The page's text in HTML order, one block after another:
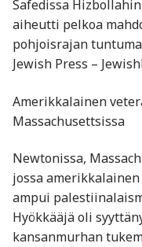
Safedissa
aiheutti pelkoa
pohjoisrajan
Jewish Press –
Amerikkalainen
Massachusettsissa
Newtonissa,
jossa
ampui
Hyökkääjä oli
kansanmurhan